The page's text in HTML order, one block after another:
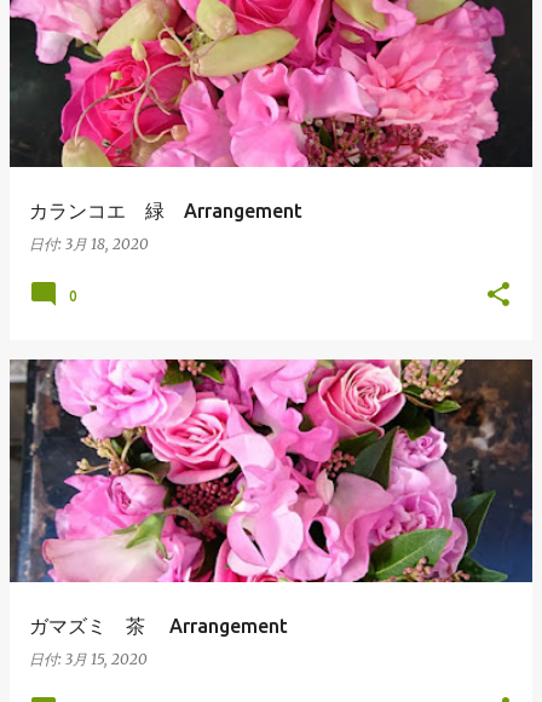
カランコエ 緑 Arrangement
日付: 3月 18, 2020
0
ガマズミ 茶 Arrangement
日付: 3月 15, 2020